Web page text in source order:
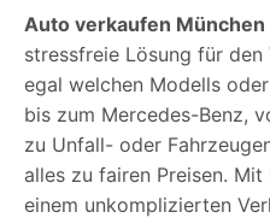
Auto verkaufen München
stressfreie Lösung für den
egal welchen Modells
bis zum Mercedes-Benz,
zu Unfall- oder
alles zu fairen Preisen.
einem unkomplizierten